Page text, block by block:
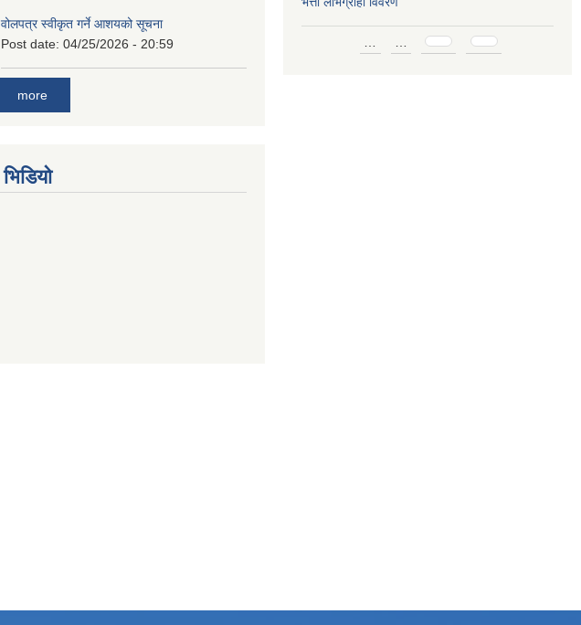
वोलपत्र स्वीकृत गर्ने आशयको सूचना
Post date: 04/25/2026 - 20:59
more
Pages
भिडियो